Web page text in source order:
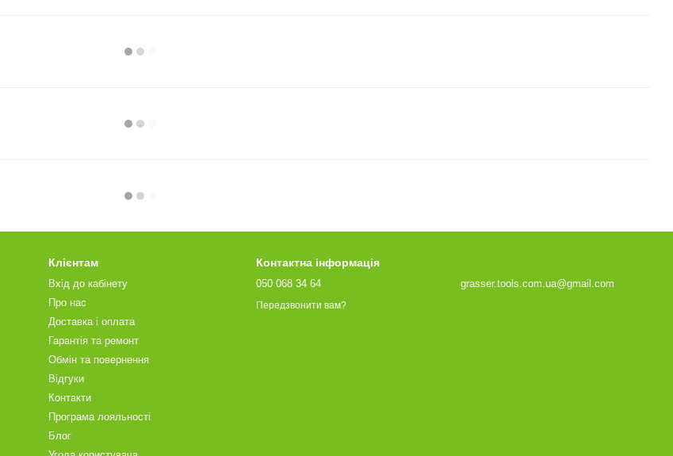
Клієнтам
Вхід до кабінету
Про нас
Доставка і оплата
Гарантія та ремонт
Обмін та повернення
Відгуки
Контакти
Програма лояльності
Блог
Контактна інформація
050 068 34 64
Передзвонити вам?
grasser.tools.com.ua@gmail.com